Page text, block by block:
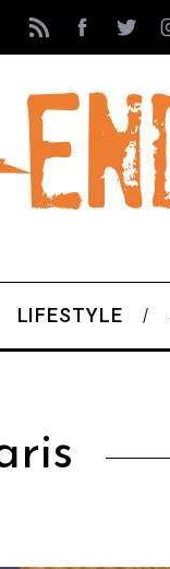
LIFESTYLE